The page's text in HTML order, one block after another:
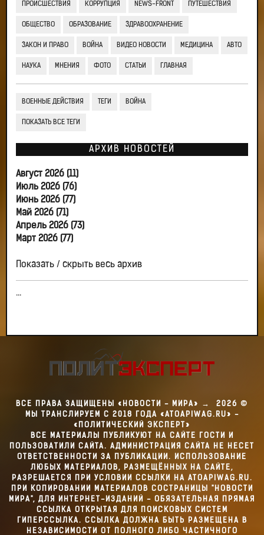
ПРОИСШЕСТВИЯ КОРРУПЦИЯ NEWS-FRONT ПУТЕШЕСТВИЯ
ОБЩЕСТВО ОБРАЗОВАНИЕ ЗДРАВООХРАНЕНИЕ
ЗАКОН И ПРАВО ВОЙНА ВИДЕО НОВОСТИ МЕДИЦИНА АВТО
НАУКА МНЕНИЯ ФОТО СТАТЬИ ГЛАВНАЯ
ВОЕННЫЕ ДЕЙСТВИЯ ТЕГИ ВОЙНА
ПОКАЗАТЬ ВСЕ ТЕГИ
АРХИВ НОВОСТЕЙ
Август 2026 (11)
Июль 2026 (76)
Июнь 2026 (77)
Май 2026 (71)
Апрель 2026 (73)
Март 2026 (77)
Показать / скрыть весь архив
...
ВСЕ ПРАВА ЗАЩИЩЕНЫ «НОВОСТИ - МИРА» → 2026 ©
МЫ ТРАНСЛИРУЕМ С 2018 ГОДА «ATOAPIWAG.RU» -
«ПОЛИТИЧЕСКИЙ ЭКСПЕРТ»
ВСЕ МАТЕРИАЛЫ ПУБЛИКУЮТ НА САЙТЕ ГОСТИ И
ПОЛЬЗОВАТИЛИ САЙТА. АДМИНИСТРАЦИЯ САЙТА НЕ НЕСЕТ
ОТВЕТСТВЕННОСТИ ЗА ПУБЛИКАЦИИ. ИСПОЛЬЗОВАНИЕ
ЛЮБЫХ МАТЕРИАЛОВ, РАЗМЕЩЁННЫХ НА САЙТЕ,
РАЗРЕШАЕТСЯ ПРИ УСЛОВИИ ССЫЛКИ НА ATOAPIWAG.RU.
ПРИ КОПИРОВАНИИ МАТЕРИАЛОВ СОСТРАНИЦЫ "НОВОСТИ
МИРА", ДЛЯ ИНТЕРНЕТ-ИЗДАНИЙ - ОБЯЗАТЕЛЬНАЯ ПРЯМАЯ
ССЫЛКА ОТКРЫТАЯ ДЛЯ ПОИСКОВЫХ СИСТЕМ
ГИПЕРССЫЛКА. ССЫЛКА ДОЛЖНА БЫТЬ РАЗМЕЩЕНА В
НЕЗАВИСИМОСТИ ОТ ПОЛНОГО ЛИБО ЧАСТИЧНОГО